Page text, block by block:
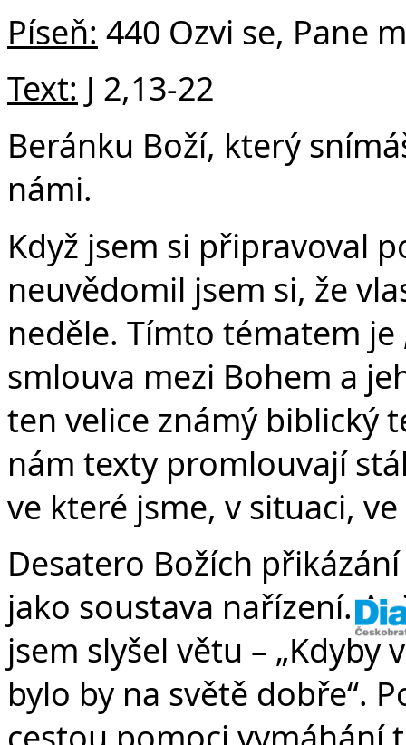
v
Píseň: 440 Ozvi se, Pane
Text: J 2,13-22
Beránku Boží, který
námi.
Když jsem si připravoval
neuvědomil jsem si, že
neděle. Tímto tématem je
smlouva mezi Bohem a
ten velice známý biblický
nám texty promlouvají
ve které jsme, v situaci,
Desatero Božích
jako soustava nařízení.
jsem slyšel větu –
bylo by na světě dobře“.